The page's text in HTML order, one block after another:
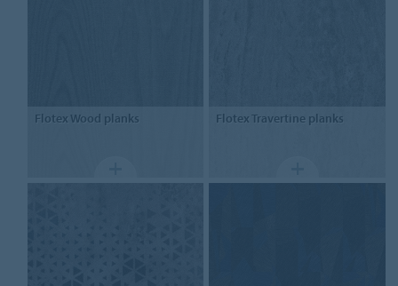
Flotex Wood planks FlotexTravertine planks